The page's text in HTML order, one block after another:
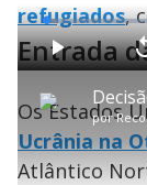
refugiados,
Entrada
por
P
L
o
a
d
e
3
.
3
4
%
Os Estados
Ucrânia na
Atlântico